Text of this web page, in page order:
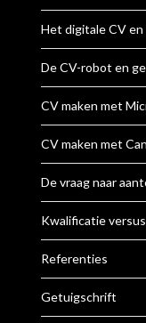
Het digitale CV
De CV-robot en
CV maken met
CV maken met
De vraag naar
Kwalificatie
Referenties
Getuigschrift